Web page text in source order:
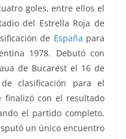
goles, entre ellos el
del Estrella Roja de
de España para
1978. Debutó con
de Bucarest el 16 de
clasificación para el
finalizó con el resultado
el partido completo.
un único encuentro